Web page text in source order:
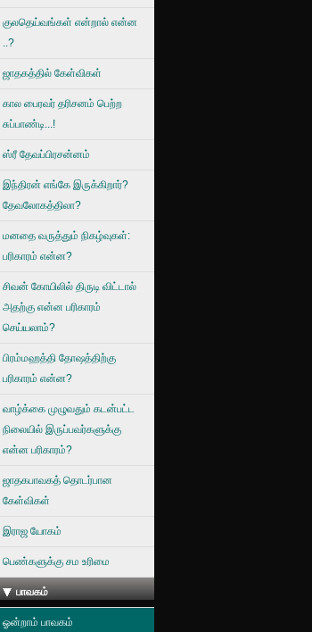
குலதெய்வங்கள் என்றால் என்ன
..?
ஜாதகத்தில் கேள்விகள்
கால பைரவர் தரிசனம் பெற்ற
சுப்பாண்டி...!
ஸ்ரீ தேவப்பிரசன்னம்
இந்திரன் எங்கே இருக்கிறார்?
தேவலோகத்திலா?
மனதை வருத்தும் நிகழ்வுகள்:
பரிகாரம் என்ன?
சிவன் கோயிலில் திருடி விட்டால்
அதற்கு என்ன பரிகாரம்
செய்யலாம்?
பிரம்மஹத்தி தோஷத்திற்கு
பரிகாரம் என்ன?
வாழ்க்கை முழுவதும் கடன்பட்ட
நிலையில் இருப்பவர்களுக்கு
என்ன பரிகாரம்?
ஜாதகபாவகத் தொடர்பான
கேள்விகள்
இராஜ யோகம்
பெண்களுக்கு சம உரிமை
பாவகம்
ஓன்றாம் பாவகம்